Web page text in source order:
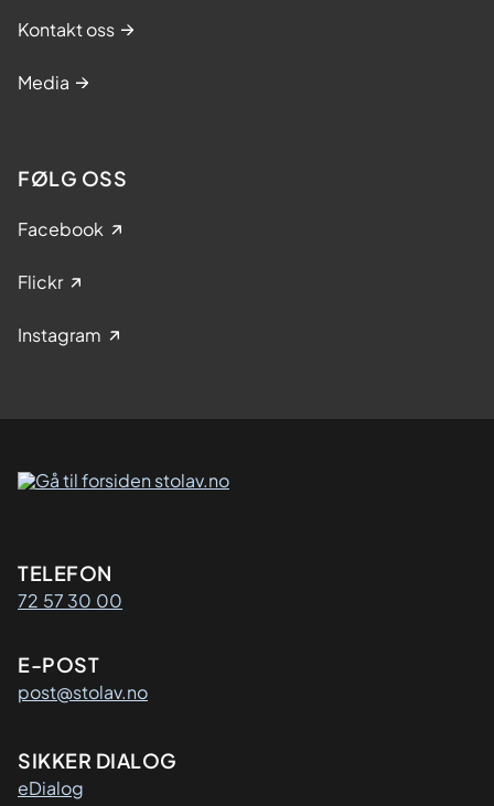
Kontakt oss
Media
FØLG OSS
Facebook
Flickr
Instagram
Kontaktinformasjon
TELEFON
72 57 30 00
E-POST
post@stolav.no
SIKKER DIALOG
eDialog